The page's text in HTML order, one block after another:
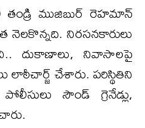
తండ్రి ముజిబుర్ రెహమాన్
నెలకొన్నది. నిరసనకారులు
దుకాణాలు, నివాసాలపై
లాఠీచార్జ్ చేశారు. పరిస్థితిని
సౌండ్ గ్రెనేడ్లు,